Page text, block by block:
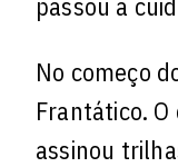
No começo
Frantático.
assinou